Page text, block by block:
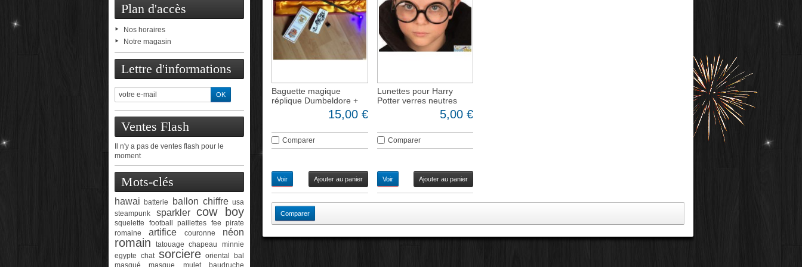
Plan d'accès
Nos horaires
Notre magasin
Lettre d'informations
Ventes Flash
Il n'y a pas de ventes flash pour le
moment
Mots-clés
hawai batterie ballon chiffre usa
steampunk
sparkler cow boy
squelette football paillettes fee pirate
romaine
artifice couronne néon
romain tatouage chapeau
minnie
egypte chat sorciere oriental bal
masqué
masque mulet baudruche
Baguette magique
réplique Dumbeldore +
15,00 €
Comparer
Voir Ajouter au panier
Lunettes pour Harry
Potter verres neutres
5,00 €
Comparer
Voir Ajouter au panier